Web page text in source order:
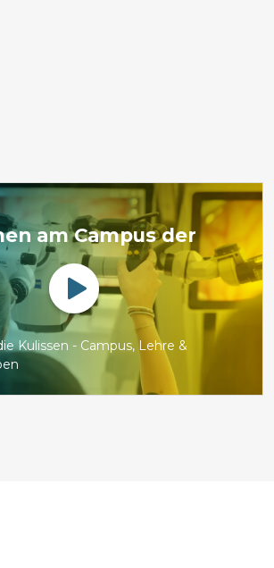
Watch
am Campus der
Kulissen - Campus, Lehre &